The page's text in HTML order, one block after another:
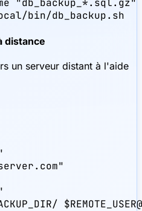
bin/db_backup.sh
distance
un serveur distant à l'aide
server.com"